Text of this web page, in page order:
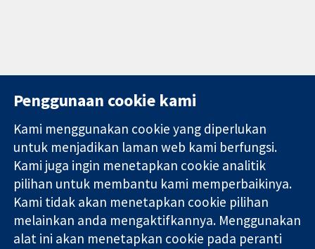
Bukti yang
dipercayai.
keputusan
termaklum
Kesihatan yang
lebih baik
11-13 Cavendish
Square
London
W1G 0AN
United Kingdom
Hubungi kita
Berita
Pejabat
akhbar
Perihal Kami
Pekerjaan
Cochrane
Penggunaan cookie kami
Kami menggunakan cookie yang diperlukan
untuk menjadikan laman web kami berfungsi.
Kami juga ingin menetapkan cookie analitik
pilihan untuk membantu kami memperbaikinya.
Kami tidak akan menetapkan cookie pilihan
melainkan anda mengaktifkannya. Menggunakan
alat ini akan menetapkan cookie pada peranti